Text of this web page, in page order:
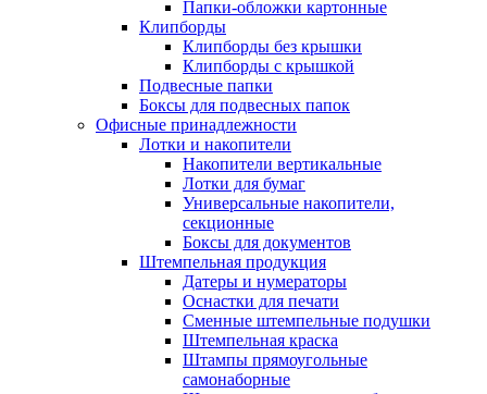
Папки-обложки картонные
Клипборды
Клипборды без крышки
Клипборды с крышкой
Подвесные папки
Боксы для подвесных папок
Офисные принадлежности
Лотки и накопители
Накопители вертикальные
Лотки для бумаг
Универсальные накопители,
секционные
Боксы для документов
Штемпельная продукция
Датеры и нумераторы
Оснастки для печати
Сменные штемпельные подушки
Штемпельная краска
Штампы прямоугольные
самонаборные